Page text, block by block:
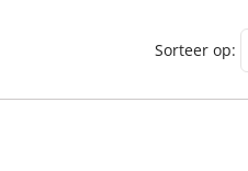
Sorteer op: